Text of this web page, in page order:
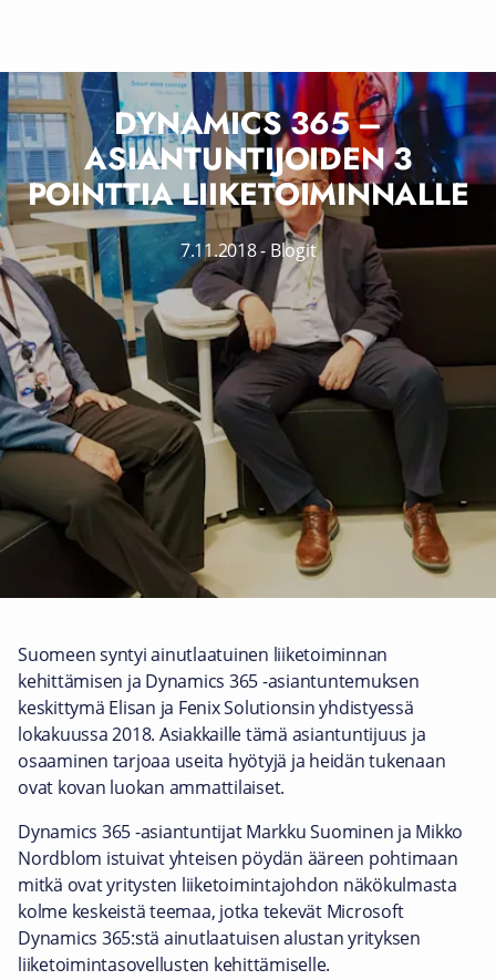
DYNAMICS 365 –
ASIANTUNTIJOIDEN 3
POINTTIA LIIKETOIMINNALLE
7.11.2018- Blogit
Suomeen syntyi ainutlaatuinen liiketoiminnan
kehittämisen ja Dynamics 365 -asiantuntemuksen
keskittymä Elisan ja Fenix Solutionsin yhdistyessä
lokakuussa 2018. Asiakkaille tämä asiantuntijuus ja
osaaminen tarjoaa useita hyötyjä ja heidän tukenaan
ovat kovan luokan ammattilaiset.
Dynamics 365 -asiantuntijat Markku Suominen ja Mikko
Nordblom istuivat yhteisen pöydän ääreen pohtimaan
mitkä ovat yritysten liiketoimintajohdon näkökulmasta
kolme keskeistä teemaa, jotka tekevät Microsoft
Dynamics 365:stä ainutlaatuisen alustan yrityksen
liiketoimintasovellusten kehittämiselle.